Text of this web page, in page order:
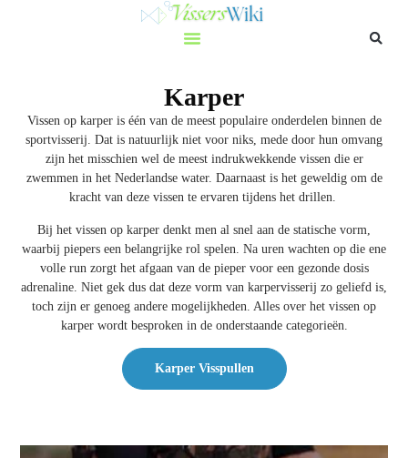
Karper
Vissen op karper is één van de meest populaire onderdelen binnen de
sportvisserij. Dat is natuurlijk niet voor niks, mede door hun omvang
zijn het misschien wel de meest indrukwekkende vissen die er
zwemmen in het Nederlandse water. Daarnaast is het geweldig om de
kracht van deze vissen te ervaren tijdens het drillen.
Bij het vissen op karper denkt men al snel aan de statische vorm,
waarbij piepers een belangrijke rol spelen. Na uren wachten op die ene
volle run zorgt het afgaan van de pieper voor een gezonde dosis
adrenaline. Niet gek dus dat deze vorm van karpervisserij zo geliefd is,
toch zijn er genoeg andere mogelijkheden. Alles over het vissen op
karper wordt besproken in de onderstaande categorieën.
Karper Visspullen